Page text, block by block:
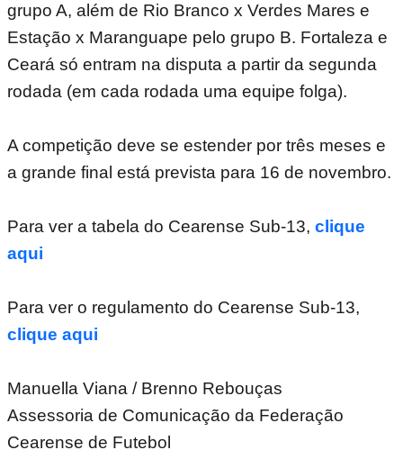
grupo A, além de Rio Branco x Verdes Mares e
Estação x Maranguape pelo grupo B. Fortaleza e
Ceará só entram na disputa a partir da segunda
rodada (em cada rodada uma equipe folga).
A competição deve se estender por três meses e
a grande final está prevista para 16 de novembro.
Para ver a tabela do Cearense Sub-13, clique
aqui
Para ver o regulamento do Cearense Sub-13,
clique aqui
Manuella Viana / Brenno Rebouças
Assessoria de Comunicação da Federação
Cearense de Futebol